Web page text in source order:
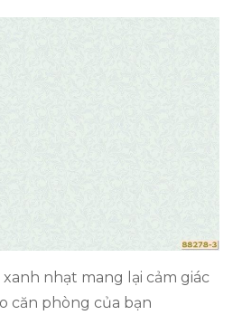
nhạt mang lại cảm giác
căn phòng của bạn